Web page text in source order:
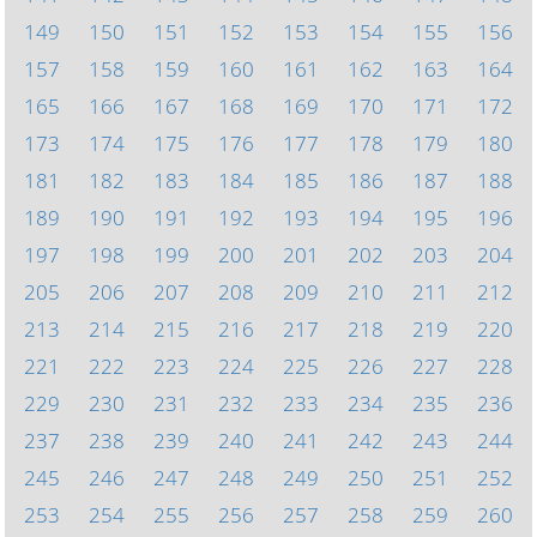
149
150 151 152 153 154 155
156
157
158 159 160 161 162 163
164
165
166 167 168 169 170 171
172
173
174 175 176 177 178 179
180
181
182 183 184 185 186 187
188
189
190 191 192 193 194 195
196
197
198 199 200 201 202 203
204
205
206 207 208 209 210 211
212
213
214 215 216 217 218 219
220
221
222 223 224 225 226 227
228
229
230 231 232 233 234 235
236
237
238 239 240 241 242 243
244
245
246 247 248 249 250 251
252
253
254 255 256 257 258 259
260